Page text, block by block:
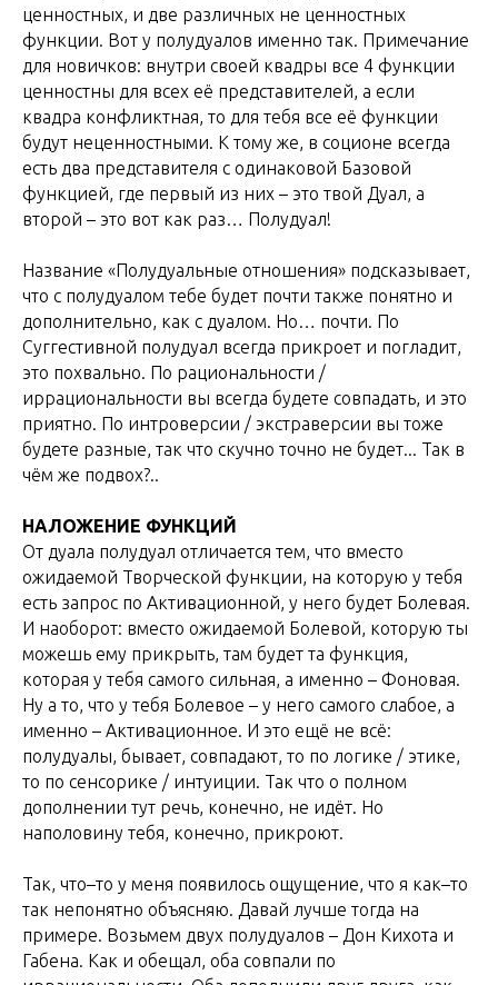
ценностных, и две различных не ценностных
функции. Вот у полудуалов именно так. Примечание
для новичков: внутри своей квадры все 4 функции
ценностны для всех её представителей, а если
квадра конфликтная, то для тебя все её функции
будут неценностными. К тому же, в соционе всегда
есть два представителя с одинаковой Базовой
функцией, где первый из них – это твой Дуал, а
второй – это вот как раз… Полудуал!
Название «Полудуальные отношения» подсказывает,
что с полудуалом тебе будет почти также понятно и
дополнительно, как с дуалом. Но… почти. По
Суггестивной полудуал всегда прикроет и погладит,
это похвально. По рациональности /
иррациональности вы всегда будете совпадать, и это
приятно. По интроверсии / экстраверсии вы тоже
будете разные, так что скучно точно не будет... Так в
чём же подвох?..
НАЛОЖЕНИЕ ФУНКЦИЙ
От дуала полудуал отличается тем, что вместо
ожидаемой Творческой функции, на которую у тебя
есть запрос по Активационной, у него будет Болевая.
И наоборот: вместо ожидаемой Болевой, которую ты
можешь ему прикрыть, там будет та функция,
которая у тебя самого сильная, а именно – Фоновая.
Ну а то, что у тебя Болевое – у него самого слабое, а
именно – Активационное. И это ещё не всё:
полудуалы, бывает, совпадают, то по логике / этике,
то по сенсорике / интуиции. Так что о полном
дополнении тут речь, конечно, не идёт. Но
наполовину тебя, конечно, прикроют.
Так, что–то у меня появилось ощущение, что я как–то
так непонятно объясняю. Давай лучше тогда на
примере. Возьмем двух полудуалов – Дон Кихота и
Габена. Как и обещал, оба совпали по